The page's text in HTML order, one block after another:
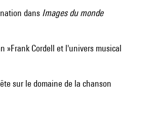
dans Images du monde
»Frank Cordell et l'univers musical
sur le domaine de la chanson